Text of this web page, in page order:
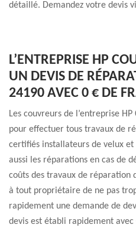
détaillé. Demandez votre devis
L’ENTREPRISE HP
UN DEVIS DE
24190 AVEC 0 € DE
Les couvreurs de l’entreprise
pour effectuer tous travaux de
certifiés installateurs de velux et
aussi les réparations en cas de
coûts des travaux de réparation
à tout propriétaire de ne pas
rapidement une demande de
devis est établi rapidement